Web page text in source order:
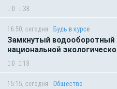
0 38
16:50, сегодня Будь в курсе
Замкнутый
национальной
0 18
15:15, сегодня Общество